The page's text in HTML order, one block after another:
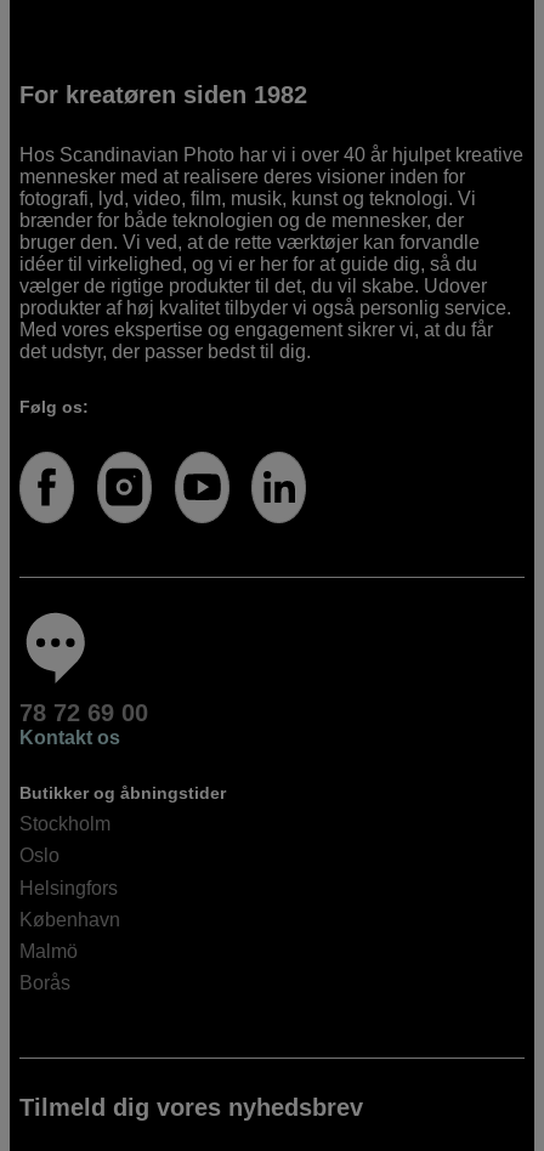
For kreatøren siden 1982
Hos Scandinavian Photo har vi i over 40 år hjulpet kreative
mennesker med at realisere deres visioner inden for
fotografi, lyd, video, film, musik, kunst og teknologi. Vi
brænder for både teknologien og de mennesker, der
bruger den. Vi ved, at de rette værktøjer kan forvandle
idéer til virkelighed, og vi er her for at guide dig, så du
vælger de rigtige produkter til det, du vil skabe. Udover
produkter af høj kvalitet tilbyder vi også personlig service.
Med vores ekspertise og engagement sikrer vi, at du får
det udstyr, der passer bedst til dig.
Følg os:
78 72 69 00
Kontakt os
Butikker og åbningstider
Stockholm
Oslo
Helsingfors
København
Malmö
Borås
Tilmeld dig vores nyhedsbrev